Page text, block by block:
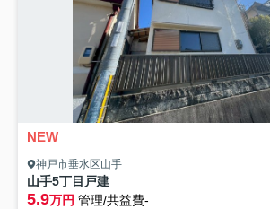
NEW
神戸市垂水区山手
山手5丁目戸建
5.9万円 管理/共益費-